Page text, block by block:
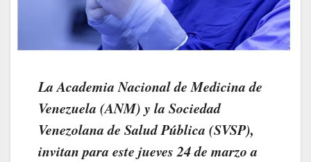
La Academia Nacional de Medicina de
Venezuela (ANM) y la Sociedad
Venezolana de Salud Pública (SVSP),
invitan para este jueves 24 de marzo a